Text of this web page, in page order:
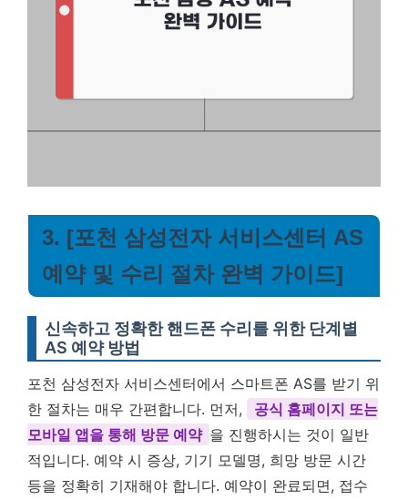
3. [포천 삼성전자 서비스센터 AS
예약 및 수리 절차 완벽 가이드]
신속하고 정확한 핸드폰 수리를 위한 단계별
AS 예약 방법
포천 삼성전자 서비스센터에서 스마트폰 AS를 받기 위
한 절차는 매우 간편합니다. 먼저,
공식 홈페이지 또는
모바일 앱을 통해 방문 예약 을 진행하시는 것이 일반
적입니다. 예약 시 증상, 기기 모델명, 희망 방문 시간
등을 정확히 기재해야 합니다. 예약이 완료되면, 접수